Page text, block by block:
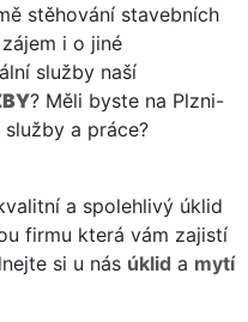
stěhování stavebních
i o jiné
služby naší
? Měli byste na Plzni-
a práce?
a spolehlivý úklid
firmu která vám zajistí
si u nás úklid a mytí